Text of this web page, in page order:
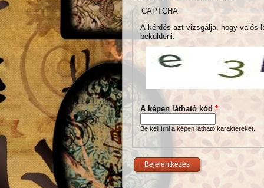
CAPTCHA
A kérdés azt vizsgálja, hogy valós
beküldeni.
A képen látható kód *
Be kell írni a képen látható karaktereket.